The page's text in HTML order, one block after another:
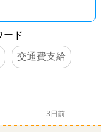
ード
交通費支給
3日前